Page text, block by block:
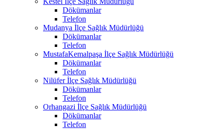
Dökümanlar
Telefon
Mudanya İlçe Sağlık Müdürlüğü
Dökümanlar
Telefon
MustafaKemalpaşa İlçe Sağlık Müdürlüğü
Dökümanlar
Telefon
Nilüfer İlçe Sağlık Müdürlüğü
Dökümanlar
Telefon
Orhangazi İlçe Sağlık Müdürlüğü
Dökümanlar
Telefon